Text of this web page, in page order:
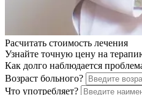
Расчитать стоимость лечения
Узнайте точную цену на
Как долго наблюдается
Возраст больного?
Что употребляет?